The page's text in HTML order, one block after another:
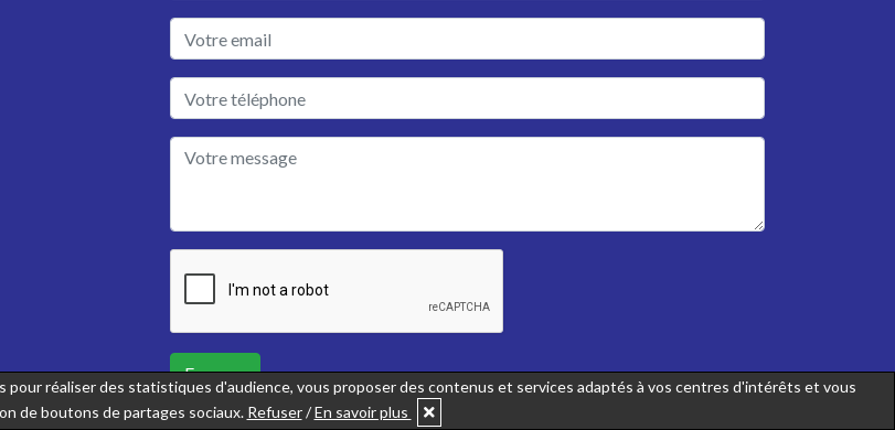
Envoyer
réaliser des statistiques d'audience, vous proposer des contenus et services adaptés à vos centres d'intérêts et vous
de boutons de partages sociaux. Refuser/En savoir plus